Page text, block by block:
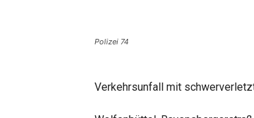
Polizei 74
Verkehrsunfall mit